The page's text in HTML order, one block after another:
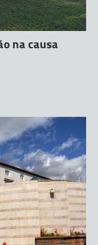
na causa